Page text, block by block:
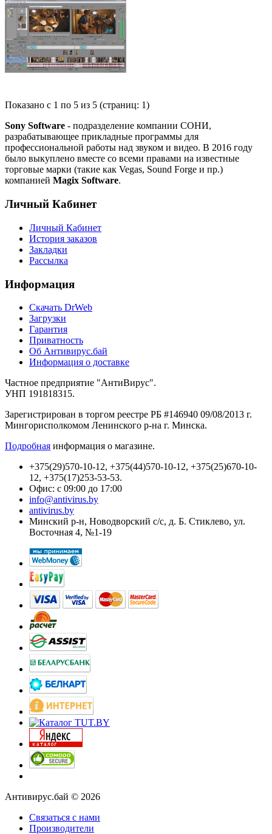
Показано с 1 по 5 из 5 (страниц: 1)
Sony Software - подразделение компании СОНИ,
разрабатывающее прикладные программы для
профессиональной работы над звуком и видео. В 2016 году
было выкуплено вместе со всеми правами на известные
торговые марки (такие как Vegas, Sound Forge и пр.)
компанией Magix Software.
Личный Кабинет
Личный Кабинет
История заказов
Закладки
Рассылка
Информация
Cкачать DrWeb
Загрузки
Гарантия
Приватность
Об Антивирус.бай
Информация о доставке
Частное предприятие "АнтиВирус".
УНП 191818315.
Зарегистрирован в торгом реестре РБ #146940 09/08/2013 г.
Мингорисполкомом Ленинского р-на г. Минска.
Подробная информация о магазине.
+375(29)570-10-12, +375(44)570-10-12, +375(25)670-10-
12, +375(17)253-53-53.
Офис: с 09:00 до 17:00
info@antivirus.by
antivirus.by
Минский р-н, Новодворский с/с, д. Б. Стиклево, ул.
Восточная 4, №1-19
Антивирус.бай © 2026
Связаться с нами
Производители